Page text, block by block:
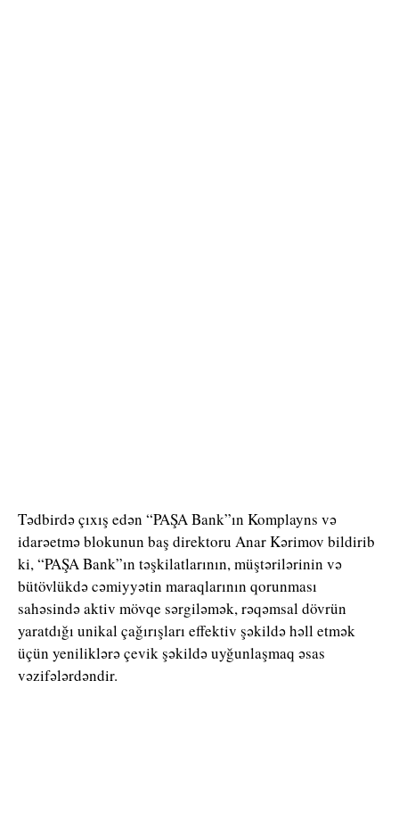
Tədbirdə çıxış edən “PAŞA Bank”ın Komplayns və
idarəetmə blokunun baş direktoru Anar Kərimov bildirib
ki, “PAŞA Bank”ın təşkilatlarının, müştərilərinin və
bütövlükdə cəmiyyətin maraqlarının qorunması
sahəsində aktiv mövqe sərgiləmək, rəqəmsal dövrün
yaratdığı unikal çağırışları effektiv şəkildə həll etmək
üçün yeniliklərə çevik şəkildə uyğunlaşmaq əsas
vəzifələrdəndir.